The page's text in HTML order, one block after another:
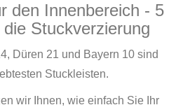
den Innenbereich - 5
Stuckverzierung
Düren 21 und Bayern 10 sind
Stuckleisten.
wir Ihnen, wie einfach Sie Ihr